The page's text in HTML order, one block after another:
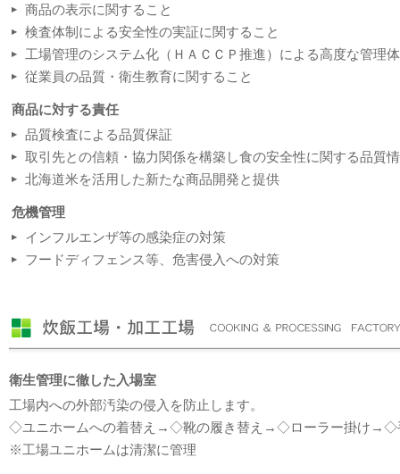
商品の表示に関すること
検査体制による安全性の実証に関すること
工場管理のシステム化（ＨＡＣＣＰ推進）による高度な管理
従業員の品質・衛生教育に関すること
商品に対する責任
品質検査による品質保証
取引先との信頼・協力関係を構築し食の安全性に関する品質
北海道米を活用した新たな商品開発と提供
危機管理
インフルエンザ等の感染症の対策
フードディフェンス等、危害侵入への対策
衛生管理に徹した入場室
工場内への外部汚染の侵入を防止します。
◇ユニホームへの着替え→◇靴の履き替え→◇ローラー掛け→◇
※工場ユニホームは清潔に管理